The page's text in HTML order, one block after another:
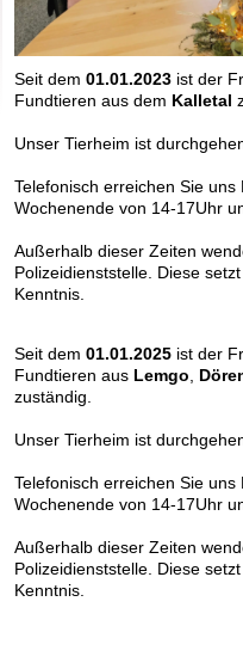
Seit dem01.01.2023 ist der
Fundtieren aus dem Kalletal
Unser Tierheim ist
Telefonisch erreichen Sie
Wochenende von 14-17Uhr
Außerhalb dieser Zeiten
Polizeidienststelle. Diese
Kenntnis.
Seit dem01.01.2025 ist der
Fundtieren aus Lemgo
zuständig.
Unser Tierheim ist
Telefonisch erreichen Sie
Wochenende von 14-17Uhr
Außerhalb dieser Zeiten
Polizeidienststelle. Diese
Kenntnis.